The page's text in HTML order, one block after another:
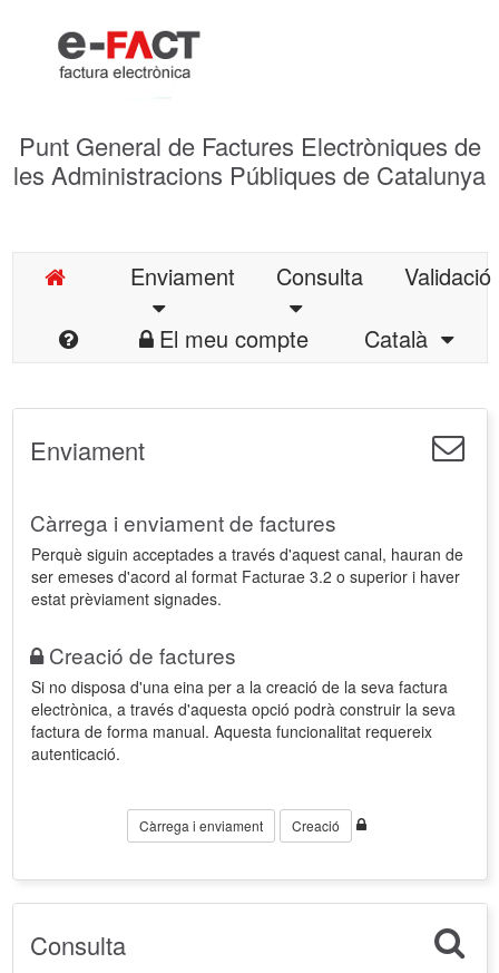
Punt General de Factures Electròniques de
les Administracions Públiques de Catalunya
Enviament Consulta
Validació
El meu compte
Català
Enviament
Càrrega i enviament de factures
Perquè siguin acceptades a través d'aquest canal, hauran de
ser emeses d'acord al format Facturae 3.2 o superior i haver
estat prèviament signades.
Creació de factures
Si no disposa d'una eina per a la creació de la seva factura
electrònica, a través d'aquesta opció podrà construir la seva
factura de forma manual. Aquesta funcionalitat requereix
autenticació.
Càrrega i enviament Creació
Consulta